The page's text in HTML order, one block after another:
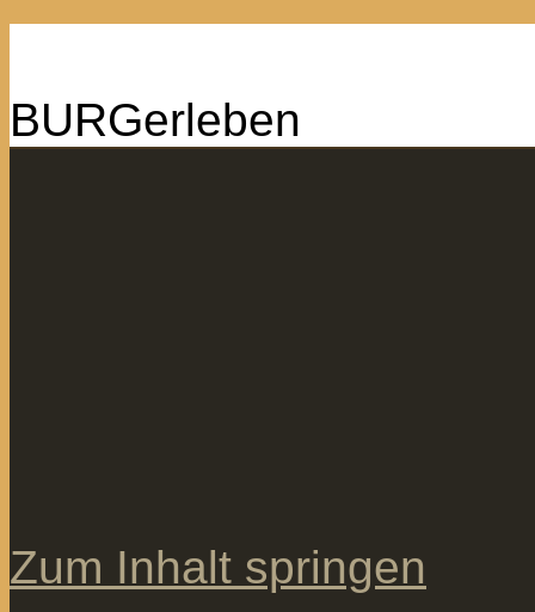
BURGerleben
Zum Inhalt springen